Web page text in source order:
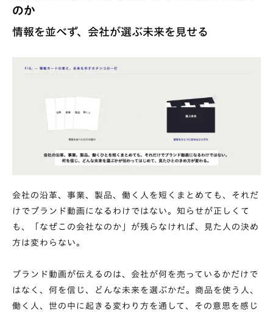
のか
情報を並べず、会社が選ぶ未来を見せる
会社の沿革、事業、製品、働く人を短くまとめても、それだ
けでブランド動画になるわけではない。知らせが正しくて
も、「なぜこの会社なのか」が残らなければ、見た人の決め
方は変わらない。
ブランド動画が伝えるのは、会社が何を売っているかだけで
はなく、何を信じ、どんな未来を選ぶかだ。商品を使う人、
働く人、世の中に起きる変わり方を通して、その意思を感じ